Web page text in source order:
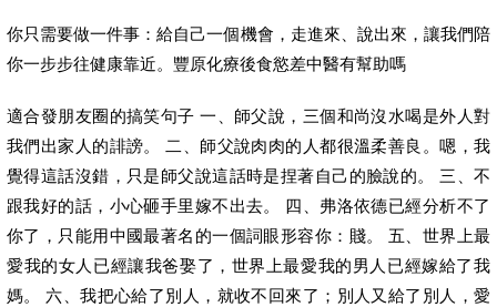
你只需要做一件事：給自己一個機會，走進來、說出來，讓我們陪
你一步步往健康靠近。豐原化療後食慾差中醫有幫助嗎
適合發朋友圈的搞笑句子 一、師父說，三個和尚沒水喝是外人對
我們出家人的誹謗。 二、師父說肉肉的人都很溫柔善良。嗯，我
覺得這話沒錯，只是師父說這話時是捏著自己的臉說的。 三、不
跟我好的話，小心砸手里嫁不出去。 四、弗洛依德已經分析不了
你了，只能用中國最著名的一個詞眼形容你：賤。 五、世界上最
愛我的女人已經讓我爸娶了，世界上最愛我的男人已經嫁給了我
媽。 六、我把心給了別人，就收不回來了；別人又給了別人，愛